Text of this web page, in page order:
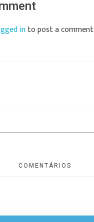
into post a comment
COMENTÁRIOS